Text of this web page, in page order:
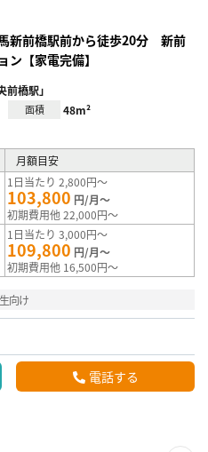
新前橋駅前から徒歩20分 新前
【家電完備】
前橋駅」
面積 48m²
月額目安
1日当たり 2,800円～
103,800 円/月～
初期費用他 22,000円～
1日当たり 3,000円～
109,800 円/月～
初期費用他 16,500円～
向け
電話する